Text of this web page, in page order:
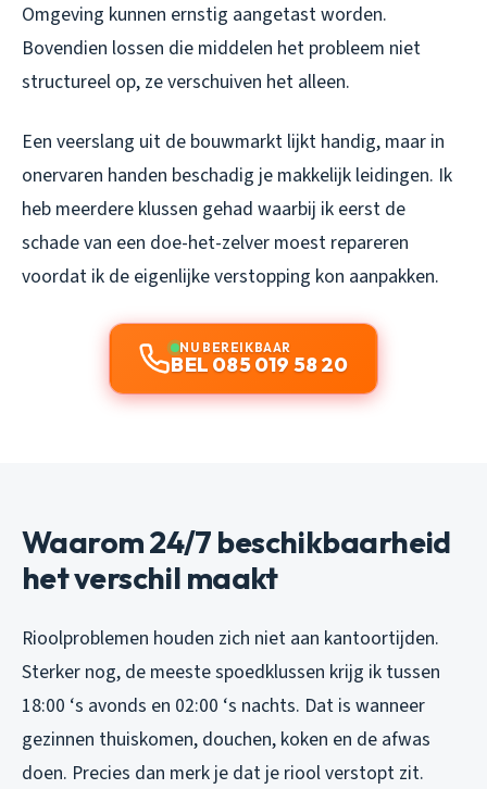
Omgeving kunnen ernstig aangetast worden.
Bovendien lossen die middelen het probleem niet
structureel op, ze verschuiven het alleen.
Een veerslang uit de bouwmarkt lijkt handig, maar in
onervaren handen beschadig je makkelijk leidingen. Ik
heb meerdere klussen gehad waarbij ik eerst de
schade van een doe-het-zelver moest repareren
voordat ik de eigenlijke verstopping kon aanpakken.
NU BEREIKBAAR
BEL 085 019 58 20
Waarom 24/7 beschikbaarheid
het verschil maakt
Rioolproblemen houden zich niet aan kantoortijden.
Sterker nog, de meeste spoedklussen krijg ik tussen
18:00 ‘s avonds en 02:00 ‘s nachts. Dat is wanneer
gezinnen thuiskomen, douchen, koken en de afwas
doen. Precies dan merk je dat je riool verstopt zit.